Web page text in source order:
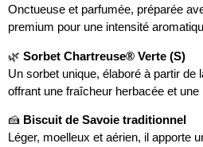
Onctueuse et parfumée, préparée
premium pour une intensité
🌿 Sorbet Chartreuse® Verte (S)
Un sorbet unique, élaboré à partir de
offrant une fraîcheur herbacée et
🍰 Biscuit de Savoie traditionnel
Léger, moelleux et aérien, il apporte